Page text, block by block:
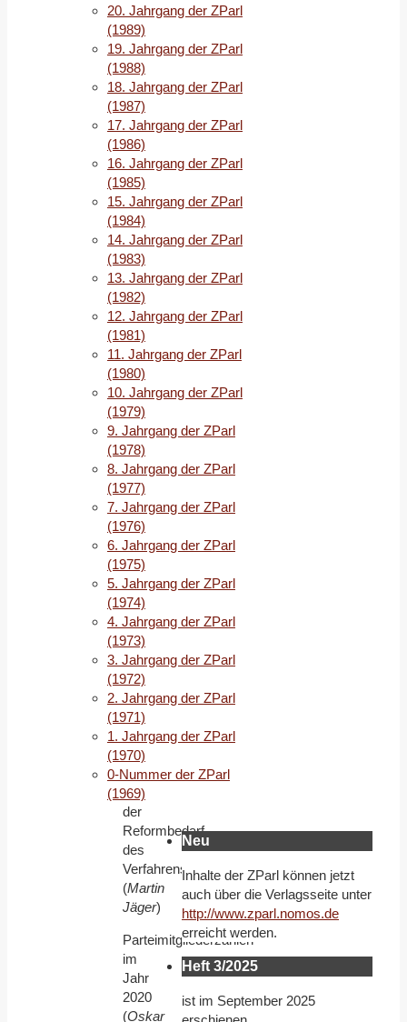
Building
Back
Better?
Eine
Bewertung
der
ersten
hundert
Tage
der
Präsidentschaft
von
R.
Biden
B.
Siewert
Böller)
Die
transatlantischen
Beziehungen
nach
den
US-
Wahlen
vom
November
2020:
Perspektiven
der
Wiederannäherung
(Joachim
Krause)
Zur
Bundestagswahl
2021:
Die
Wahlzulassung
von
Parteien
und
der
Reformbedarf
des
Verfahrens
(Martin
Jäger)
Parteimitgliederzahlen
im
Jahr
2020
(Oskar
20. Jahrgang der ZParl
(1989)
19. Jahrgang der ZParl
(1988)
18. Jahrgang der ZParl
(1987)
17. Jahrgang der ZParl
(1986)
16. Jahrgang der ZParl
(1985)
15. Jahrgang der ZParl
(1984)
14. Jahrgang der ZParl
(1983)
13. Jahrgang der ZParl
(1982)
12. Jahrgang der ZParl
(1981)
11. Jahrgang der ZParl
(1980)
10. Jahrgang der ZParl
(1979)
9. Jahrgang der ZParl
(1978)
8. Jahrgang der ZParl
(1977)
7. Jahrgang der ZParl
(1976)
6. Jahrgang der ZParl
(1975)
5. Jahrgang der ZParl
(1974)
4. Jahrgang der ZParl
(1973)
3. Jahrgang der ZParl
(1972)
2. Jahrgang der ZParl
(1971)
1. Jahrgang der ZParl
(1970)
0-Nummer der ZParl
(1969)
Neu
Inhalte der ZParl können jetzt
auch über die Verlagsseite unter
http://www.zparl.nomos.de
erreicht werden.
Heft 3/2025
ist im September 2025